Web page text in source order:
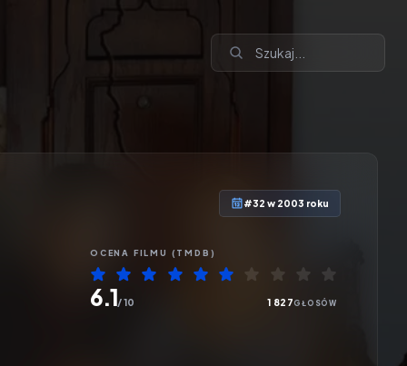
#32 w 2003 roku
OCENA FILMU (TMDB)
6.1/ 10 1 827 GŁOSÓW